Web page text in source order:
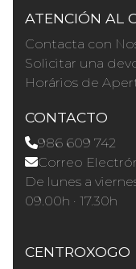
ATENCIÓN AL
Contacta con
Solicitar una
Horários de
CONTACTO
986 609 742
Correo
De lunes a
09.00h · 17.30h
CENTROXOGO